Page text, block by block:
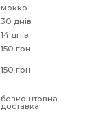
мокко
30 днів
14 днів
150 грн
150 грн
безкоштовна
доставка